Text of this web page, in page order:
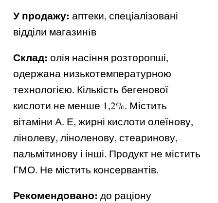
У продажу: аптеки, спеціалізовані
відділи магазинiв
Склад: олія насіння розторопші,
одержана низькотемпературною
технологією. Кількість бегенової
кислоти не менше 1,2%. Містить
вітаміни А. Е, жирні кислоти олеїнову,
лінолеву, ліноленову, стеаринову,
пальмітинову і інші. Продукт не містить
ГМО. Не містить консервантів.
Рекомендовано: до раціону